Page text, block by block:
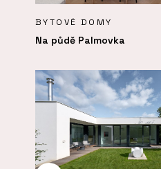
BYTOVÉ DOMY
Na půdě Palmovka